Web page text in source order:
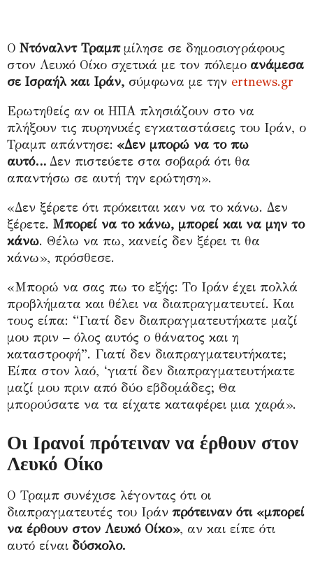
Ο Ντόναλντ Τραμπ μίλησε σε δημοσιογράφους
στον Λευκό Οίκο σχετικά με τον πόλεμο ανάμεσα
σε Ισραήλ και Ιράν, σύμφωνα με την ertnews.gr
Ερωτηθείς αν οι ΗΠΑ πλησιάζουν στο να
πλήξουν τις πυρηνικές εγκαταστάσεις του Ιράν, ο
Τραμπ απάντησε: «Δεν μπορώ να το πω
αυτό… Δεν πιστεύετε στα σοβαρά ότι θα
απαντήσω σε αυτή την ερώτηση».
«Δεν ξέρετε ότι πρόκειται καν να το κάνω. Δεν
ξέρετε. Μπορεί να το κάνω, μπορεί και να μην το
κάνω. Θέλω να πω, κανείς δεν ξέρει τι θα
κάνω», πρόσθεσε.
«Μπορώ να σας πω το εξής: Το Ιράν έχει πολλά
προβλήματα και θέλει να διαπραγματευτεί. Και
τους είπα: “Γιατί δεν διαπραγματευτήκατε μαζί
μου πριν – όλος αυτός ο θάνατος και η
καταστροφή”. Γιατί δεν διαπραγματευτήκατε;
Είπα στον λαό, ‘γιατί δεν διαπραγματευτήκατε
μαζί μου πριν από δύο εβδομάδες; Θα
μπορούσατε να τα είχατε καταφέρει μια χαρά».
Οι Ιρανοί πρότειναν να έρθουν στον
Λευκό Οίκο
Ο Τραμπ συνέχισε λέγοντας ότι οι
διαπραγματευτές του Ιράν πρότειναν ότι «μπορεί
να έρθουν στον Λευκό Οίκο», αν και είπε ότι
αυτό είναι δύσκολο.